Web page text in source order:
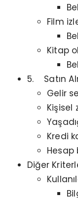
Film
Kitap
5. Satın
Gelir
Kişisel
Kredi
Hesap
Diğer